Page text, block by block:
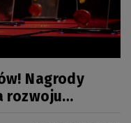
Nagrody
rozwoju